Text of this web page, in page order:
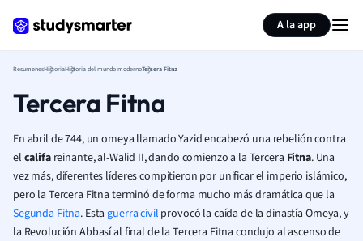
A la app
ResumenesHistoriaHistoria del mundo modernoTercera Fitna
Tercera Fitna
En abril de 744, un omeya llamado Yazid encabezó una rebelión contra
el califareinante, al-Walid II, dando comienzo a la Tercera Fitna. Una
vez más, diferentes líderes compitieron por unificar el imperio islámico,
pero la Tercera Fitna terminó de forma mucho más dramática que la
Segunda Fitna. Estaguerra civil provocó la caída de la dinastía Omeya, y
la Revolución Abbasí al final de la Tercera Fitna condujo al ascenso de
Resumir página